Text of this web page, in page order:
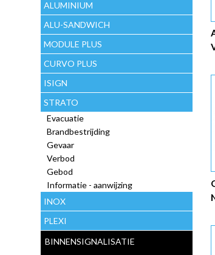
ALUMINIUM
ALU-SANDWICH
MODULE PLUS
CURVO PLUS
ISIGN
STRATO
Evacuatie
Brandbestrijding
Gevaar
Verbod
Gebod
Informatie - aanwijzing
INOX
PLEXI
BINNENSIGNALISATIE